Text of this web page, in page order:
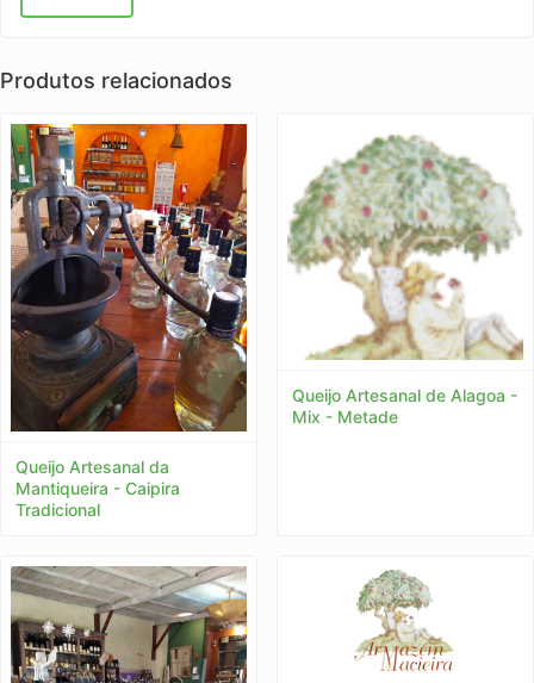
Produtos relacionados
Queijo Artesanal da
Mantiqueira - Caipira
Tradicional
Queijo Artesanal de Alagoa -
Mix - Metade